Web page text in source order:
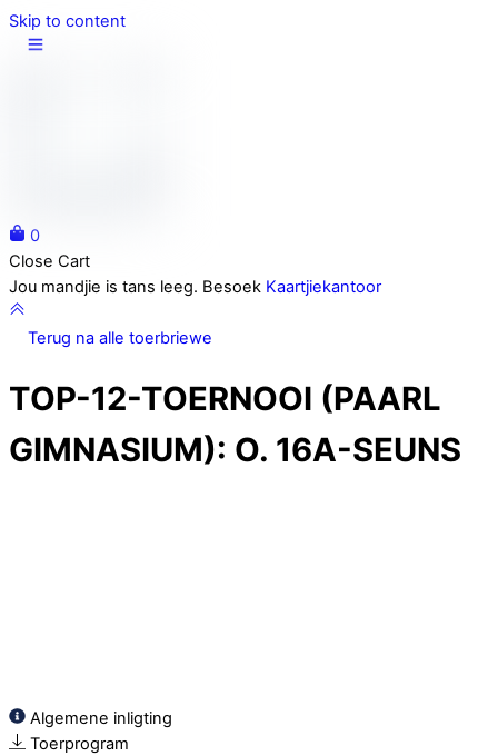
Skip to content
0
Close Cart
Jou mandjie is tans leeg. Besoek Kaartjiekantoor
Terug na alle toerbriewe
TOP-12-TOERNOOI (PAARL
GIMNASIUM): O. 16A-SEUNS
Algemene inligting
Toerprogram